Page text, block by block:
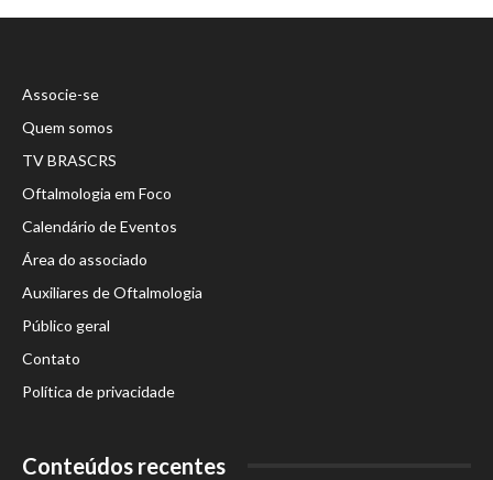
Associe-se
Quem somos
TV BRASCRS
Oftalmologia em Foco
Calendário de Eventos
Área do associado
Auxiliares de Oftalmologia
Público geral
Contato
Política de privacidade
Conteúdos recentes